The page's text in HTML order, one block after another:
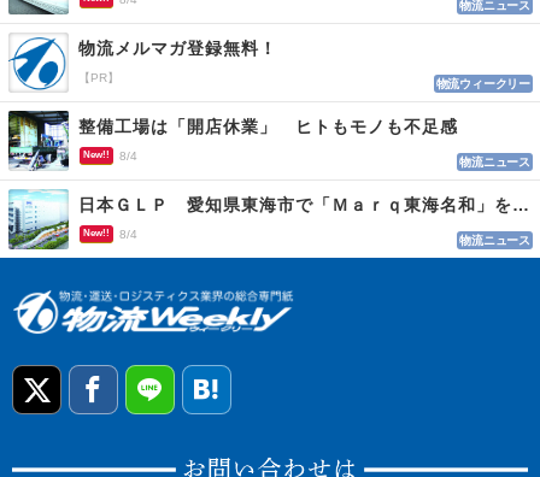
物流ニュース
物流メルマガ登録無料！
【PR】 物流ウィークリー
整備工場は「開店休業」 ヒトもモノも不足感
New!! 8/4 物流ニュース
日本ＧＬＰ 愛知県東海市で「Ｍａｒｑ東海名和」を開発
New!! 8/4 物流ニュース